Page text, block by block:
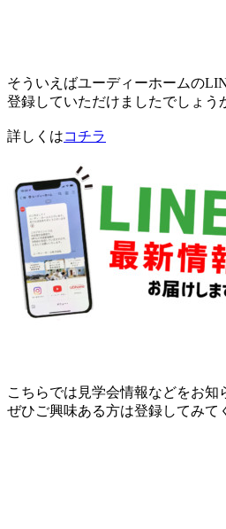
そういえばユーディーホームの
登録していただけましたでしょう
詳しくはコチラ
こちらでは見学会情報などをお知
ぜひご興味ある方は登録してみて